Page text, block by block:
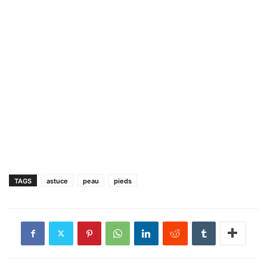
TAGS astuce peau pieds